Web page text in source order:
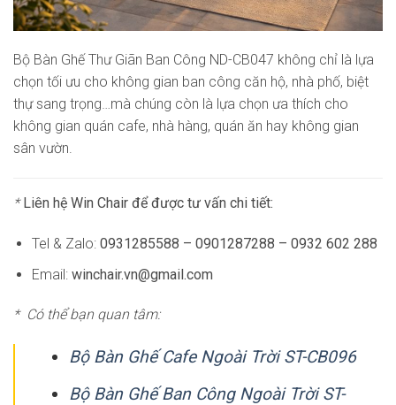
Bộ Bàn Ghế Thư Giãn Ban Công ND-CB047 không chỉ là lựa
chọn tối ưu cho không gian ban công căn hộ, nhà phố, biệt
thự sang trọng…mà chúng còn là lựa chọn ưa thích cho
không gian quán cafe, nhà hàng, quán ăn hay không gian
sân vườn.
* Liên hệ Win Chair để được tư vấn chi tiết:
Tel & Zalo: 0931285588 – 0901287288 – 0932 602 288
Email: winchair.vn@gmail.com
* Có thể bạn quan tâm:
Bộ Bàn Ghế Cafe Ngoài Trời ST-CB096
Bộ Bàn Ghế Ban Công Ngoài Trời ST-